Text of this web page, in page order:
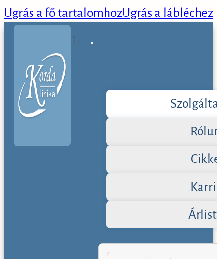
Ugrás a fő tartalomhozUgrás a lábléchez